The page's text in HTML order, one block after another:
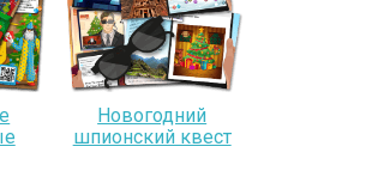
Новогодний
шпионский квест